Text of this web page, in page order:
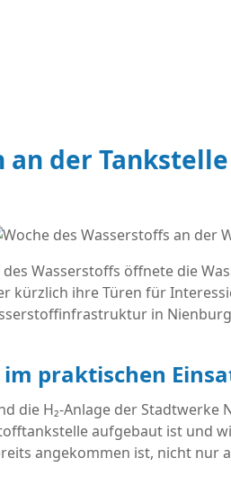
der
Wasserstoffs öffnete die
kürzlich ihre Türen für
in
praktischen
die H₂-Anlage der
aufgebaut ist und
angekommen ist, nicht